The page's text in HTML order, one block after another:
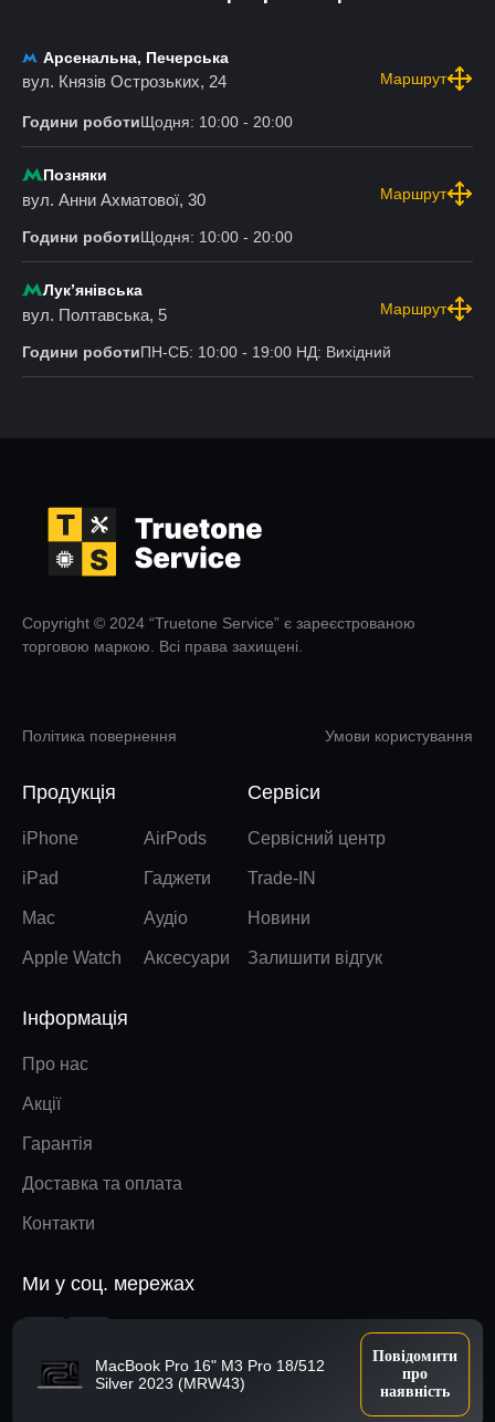
MacBook Pro 16" M3 Pro 18/512
Silver 2023 (MRW43)
Повідомити
про
наявність
Арсенальна, Печерська
вул. Князів Острозьких, 24 Маршрут
Години роботиЩодня: 10:00 - 20:00
Позняки
вул. Анни Ахматової, 30 Маршрут
Години роботиЩодня: 10:00 - 20:00
Лукʼянівська
вул. Полтавська, 5 Маршрут
Години роботиПН-СБ: 10:00 - 19:00 НД: Вихідний
Copyright © 2024 “Truetone Service” є зареєстрованою
торговою маркою. Всі права захищені.
Політика повернення Умови користування
Продукція
iPhone
iPad
Mac
Apple Watch
AirPods
Гаджети
Аудіо
Аксесуари
Сервіси
Сервісний центр
Trade-IN
Новини
Залишити відгук
Інформація
Про нас
Акції
Гарантія
Доставка та оплата
Контакти
Ми у соц. мережах
Наверх